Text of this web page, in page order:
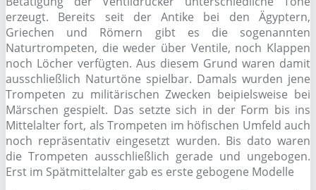
erzeugt. Bereits seit der Antike bei den Ägyptern,
Griechen und Römern gibt es die sogenannten
Naturtrompeten, die weder über Ventile, noch Klappen
noch Löcher verfügten. Aus diesem Grund waren damit
ausschließlich Naturtöne spielbar. Damals wurden jene
Trompeten zu militärischen Zwecken beipielsweise bei
Märschen gespielt. Das setzte sich in der Form bis ins
Mittelalter fort, als Trompeten im höfischen Umfeld auch
noch repräsentativ eingesetzt wurden. Bis dato waren
die Trompeten ausschließlich gerade und ungebogen.
Erst im Spätmittelalter gab es erste gebogene Modelle